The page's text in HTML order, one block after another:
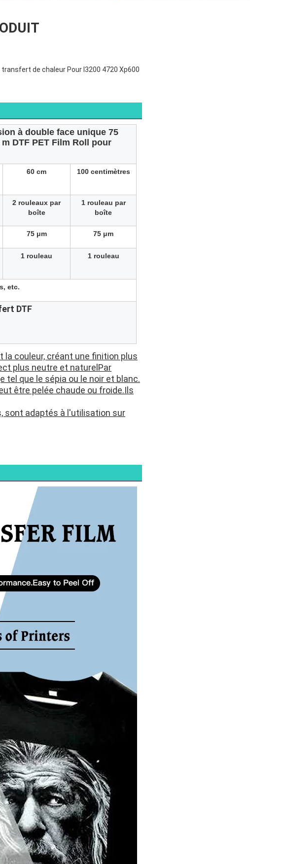
de chaleur Pour I3200 4720 Xp600
à double face unique 75
DTF PET Film Roll pour
60 cm 100 centimètres
2 rouleaux par
boîte
1 rouleau par
boîte
75 μm 75 μm
1 rouleau 1 rouleau
etc.
DTF
la couleur, créant une finition plus
plus neutre et naturelPar
tel que le sépia ou le noir et blanc.
être pelée chaude ou froide.Ils
sont adaptés à l'utilisation sur